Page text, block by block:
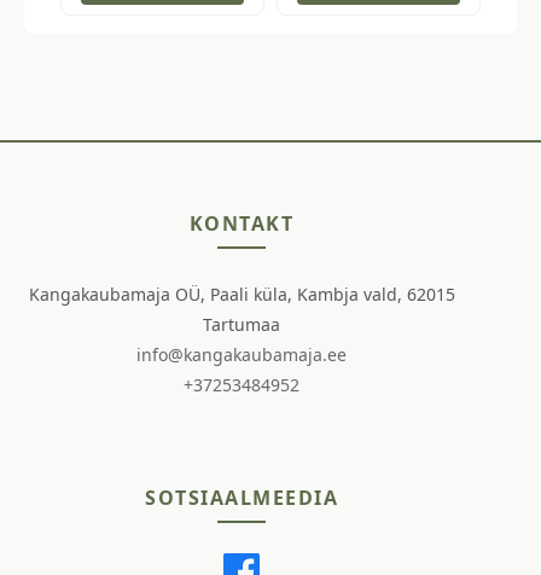
KONTAKT
Kangakaubamaja OÜ, Paali küla, Kambja vald, 62015
Tartumaa
info@kangakaubamaja.ee
+37253484952
SOTSIAALMEEDIA